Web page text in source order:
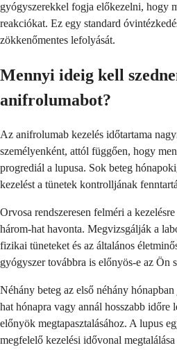
gyógyszerekkel fogja előkezelni, hogy
reakciókat. Ez egy standard
zökkenőmentes lefolyását.
Mennyi ideig kell
anifrolumabot?
Az anifrolumab kezelés időtartama
személyenként, attól függően, hogy
progrediál a lupusa. Sok beteg
kezelést a tünetek kontrolljának
Orvosa rendszeresen felméri a
három-hat havonta. Megvizsgálják a
fizikai tüneteket és az általános
gyógyszer továbbra is előnyös-e az Ön
Néhány beteg az első néhány
hat hónapra vagy annál hosszabb időre
előnyök megtapasztalásához. A lupus
megfelelő kezelési idővonal